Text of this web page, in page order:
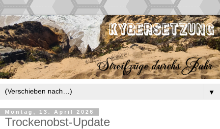
▼
Montag, 13. April 2026
Trockenobst-Update